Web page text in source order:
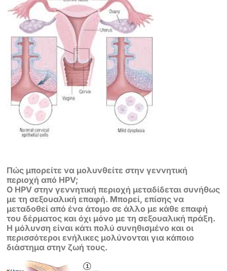
Πώς μπορείτε να μολυνθείτε στην γεννητική
περιοχή από HPV;
Ο HPV στην γεννητική περιοχή μεταδίδεται συνήθως
με τη σεξουαλική επαφή. Μπορεί, επίσης να
μεταδοθεί από ένα άτομο σε άλλο με κάθε επαφή
τουδέρματος και όχι μόνο με τη σεξουαλική πράξη.
Η μόλυνση είναι κάτι πολύσυνηθισμένο και οι
περισσότεροι ενήλικες μολύνονται για κάποιο
διάστημαστην ζωή τους.